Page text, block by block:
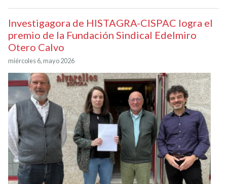
Investigagora de HISTAGRA-CISPAC logra el
premio de la Fundación Sindical Edelmiro
Otero Calvo
miércoles 6, mayo 2026